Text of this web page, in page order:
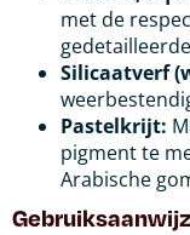
met de
Silicaatverf
Pastelkrijt:
pigment te
Arabische